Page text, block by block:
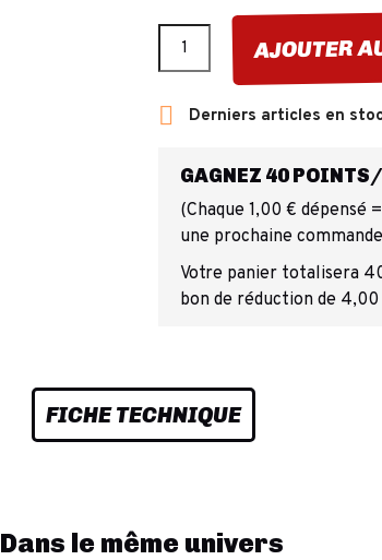
AJOUTER
 Derniers articles en
GAGNEZ 40
(Chaque 1,00 € dépensé
une prochaine
Votre panier totalisera
bon de réduction de 4,00
FICHE TECHNIQUE
Dans le même univers